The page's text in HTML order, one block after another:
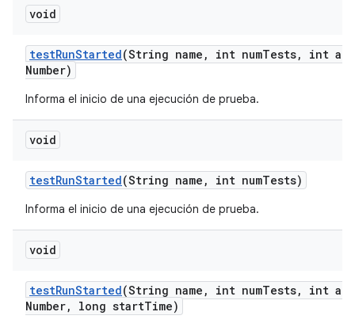
void
testRunStarted(String name , int numTests,
int
Number)
Informa el inicio de una ejecución de prueba.
void
testRunStarted(String name , int numTests)
Informa el inicio de una ejecución de prueba.
void
testRunStarted(String name , int numTests,
int
Number, long startTime)